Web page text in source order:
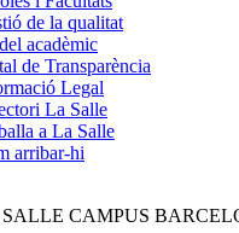
de la qualitat
acadèmic
de Transparència
Legal
La Salle
a La Salle
arribar-hi
CAMPUS